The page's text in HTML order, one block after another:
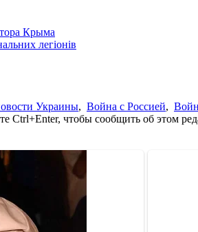
Крыма
легіонів
Украины, Война с Россией,
Ctrl+Enter, чтобы сообщить об этом